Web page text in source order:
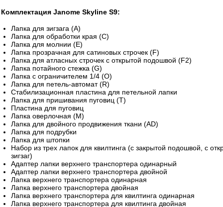
Комплектация Janome Skyline S9:
Лапка для зигзага (А)
Лапка для обработки края (С)
Лапка для молнии (E)
Лапка прозрачная для сатиновых строчек (F)
Лапка для атласных строчек с открытой подошвой (F2)
Лапка потайного стежка (G)
Лапка с ограничителем 1/4 (O)
Лапка для петель-автомат (R)
Стабилизационная пластина для петельной лапки
Лапка для пришивания пуговиц (T)
Пластина для пуговиц
Лапка оверлочная (M)
Лапка для двойного продвижения ткани (AD)
Лапка для подрубки
Лапка для штопки
Набор из трех лапок для квилтинга (с закрытой подошвой, с
зигзаг)
Адаптер лапки верхнего транспортера одинарный
Адаптер лапки верхнего транспортера двойной
Лапка верхнего транспортера одинарная
Лапка верхнего транспортера двойная
Лапка верхнего транспортера для квилтинга одинарная
Лапка верхнего транспортера для квилтинга двойная